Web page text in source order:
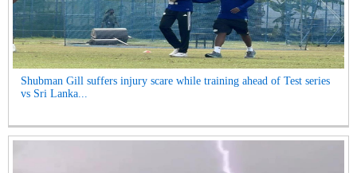
Shubman Gill suffers injury scare while training ahead of Test series
vs Sri Lanka...